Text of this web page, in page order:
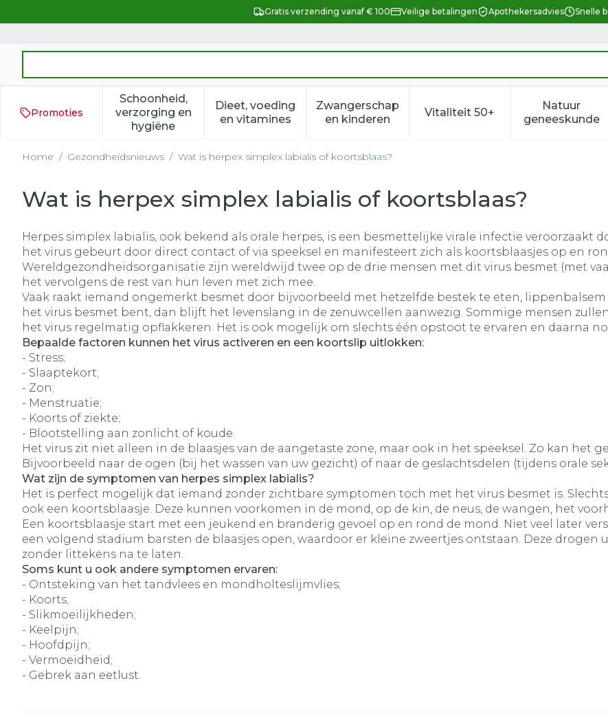
Gratis verzending vanaf € 100 Veilige betalingen Apothekersadvies Snelle
Promoties
Schoonheid,
verzorging en
hygiëne
Toon submenu voor Schoonheid, verzorging en hygiëne categorie
Dieet, voeding
en vitaminesToon submenu voor Dieet, voeding en vitamines categorie
Zwangerschap
en kinderenToon submenu voor Zwangerschap en
Vitaliteit 50+Toon submenu voor
Natuur
geneeskunde
Toon
Home / Gezondheidsnieuws / Wat is herpex simplex labialis of koortsblaas?
Wat is herpex simplex labialis of koortsblaas?
Herpes simplex labialis, ook bekend als orale herpes, is een besmettelijke virale infectie veroorzaakt
het virus gebeurt door direct contact of via speeksel en manifesteert zich als koortsblaasjes op en
Wereldgezondheidsorganisatie zijn wereldwijd twee op de drie mensen met dit virus besmet (met
het vervolgens de rest van hun leven met zich mee.
Vaak raakt iemand ongemerkt besmet door bijvoorbeeld met hetzelfde bestek te eten,
het virus besmet bent, dan blijft het levenslang in de zenuwcellen aanwezig. Sommige mensen
het virus regelmatig opflakkeren. Het is ook mogelijk om slechts één opstoot te ervaren en daarna
Bepaalde factoren kunnen het virus activeren en een koortslip uitlokken:
- Stress;
- Slaaptekort;
- Zon;
- Menstruatie;
- Koorts of ziekte;
- Blootstelling aan zonlicht of koude.
Het virus zit niet alleen in de blaasjes van de aangetaste zone, maar ook in het speeksel. Zo kan het
Bijvoorbeeld naar de ogen (bij het wassen van uw gezicht) of naar de geslachtsdelen (tijdens orale
Wat zijn de symptomen van herpes simplex labialis?
Het is perfect mogelijk dat iemand zonder zichtbare symptomen toch met het virus besmet is.
ook een koortsblaasje. Deze kunnen voorkomen in de mond, op de kin, de neus, de wangen, het
Een koortsblaasje start met een jeukend en branderig gevoel op en rond de mond. Niet veel later
een volgend stadium barsten de blaasjes open, waardoor er kleine zweertjes ontstaan. Deze
zonder littekens na te laten.
Soms kunt u ook andere symptomen ervaren:
- Ontsteking van het tandvlees en mondholteslijmvlies;
- Koorts;
- Slikmoeilijkheden;
- Keelpijn;
- Hoofdpijn;
- Vermoeidheid;
- Gebrek aan eetlust.